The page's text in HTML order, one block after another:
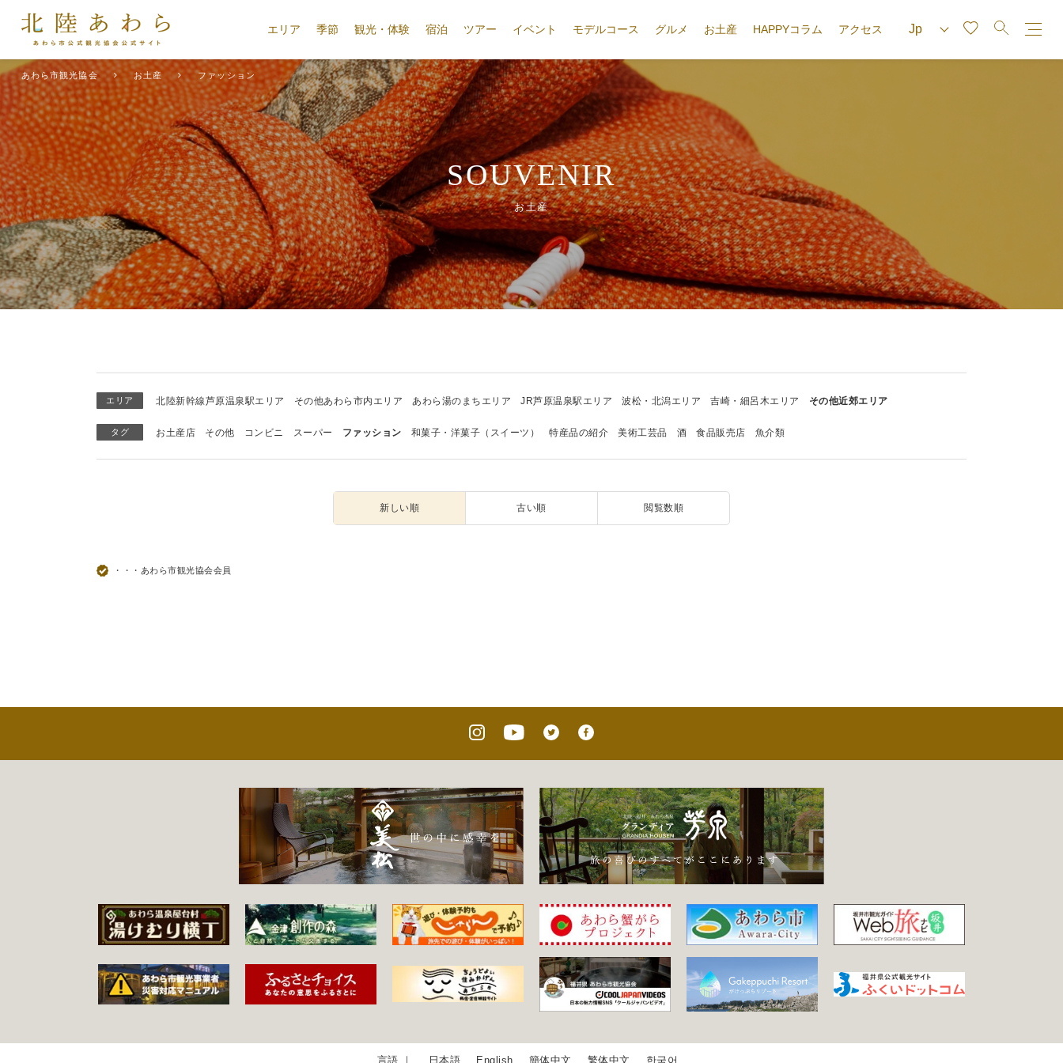
エリア 季節 観光・体験 宿泊 ツアー イベント モデルコース グルメ お土産 HAPPYコラム アクセス
あわら市観光協会 お土産 ファッション
SOUVENIR
お土産
エリア 北陸新幹線芦原温泉駅エリア その他あわら市内エリア あわら湯のまちエリア JR芦原温泉駅エリア 波松・北潟エリア 吉崎・細呂木エリア その他近郊エリア
タグ お土産店 その他 コンビニ スーパー ファッション 和菓子・洋菓子（スイーツ） 特産品の紹介 美術工芸品 酒 食品販売店 魚介類
新しい順 古い順 閲覧数順
・・・あわら市観光協会会員
日本語 English 簡体中文 繁体中文 한국어